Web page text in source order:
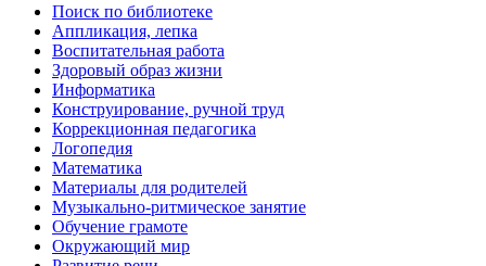
Поиск по библиотеке
Аппликация, лепка
Воспитательная работа
Здоровый образ жизни
Информатика
Конструирование, ручной труд
Коррекционная педагогика
Логопедия
Математика
Материалы для родителей
Музыкально-ритмическое занятие
Обучение грамоте
Окружающий мир